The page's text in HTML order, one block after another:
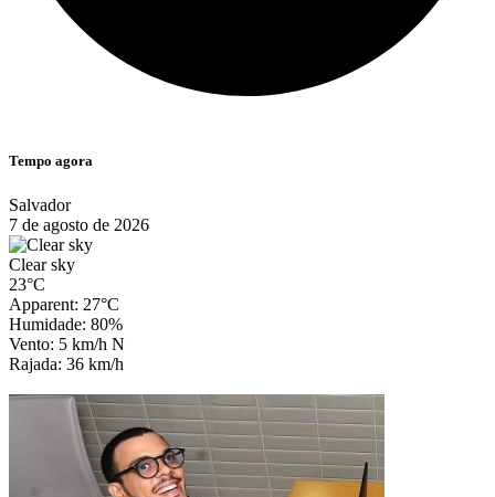
Tempo agora
Salvador
7 de agosto de 2026
Clear sky
23°C
Apparent: 27°C
Humidade: 80%
Vento: 5 km/h N
Rajada: 36 km/h